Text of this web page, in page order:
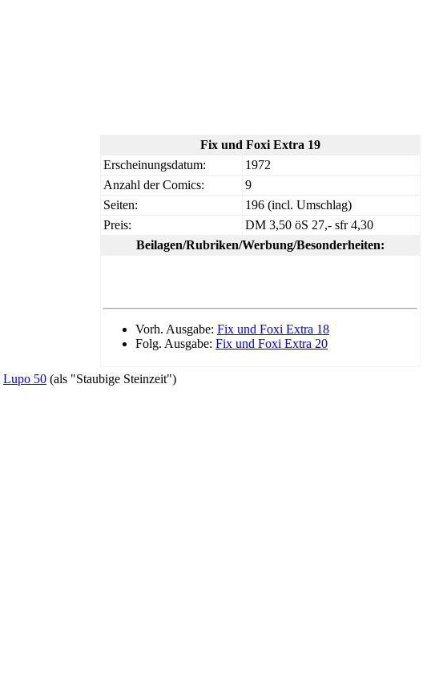
Fix und Foxi Extra 19
Erscheinungsdatum:
1972
Anzahl der Comics:
9
Seiten:
196 (incl. Umschlag)
Preis:
DM 3,50 öS 27,- sfr 4,30
Beilagen/Rubriken/Werbung/Besonderheiten:
Vorh. Ausgabe: Fix und Foxi Extra 18
Folg. Ausgabe: Fix und Foxi Extra 20
Lupo 50 (als "Staubige Steinzeit")